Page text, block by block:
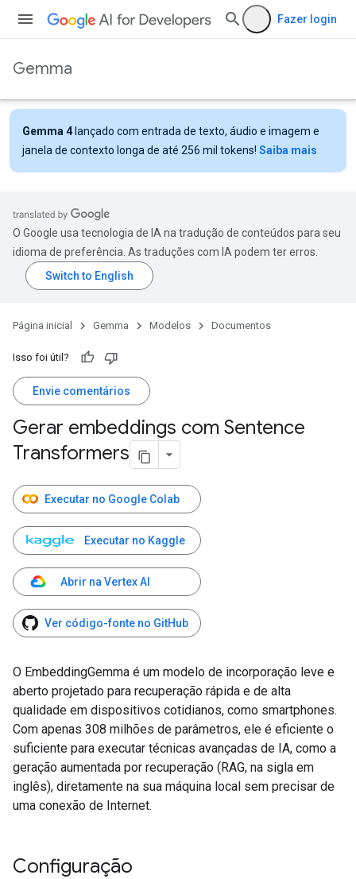
Fazer login
Gemma
Gemma 4 lançado com entrada de texto, áudio e imagem e
janela de contexto longa de até 256 mil tokens! Saiba mais
O Google usa tecnologia de IA na tradução de conteúdos para seu
idioma de preferência. As traduções com IA podem ter erros.
Página inicial Gemma Modelos Documentos
Isso foi útil?
Envie comentários
Gerar embeddings com Sentence
Transformers
Executar no Google Colab
Executar no Kaggle
Abrir na Vertex AI
Ver código-fonte no GitHub
O EmbeddingGemma é um modelo de incorporação leve e
aberto projetado para recuperação rápida e de alta
qualidade em dispositivos cotidianos, como smartphones.
Com apenas 308 milhões de parâmetros, ele é eficiente o
suficiente para executar técnicas avançadas de IA, como a
geração aumentada por recuperação (RAG, na sigla em
inglês), diretamente na sua máquina local sem precisar de
uma conexão de Internet.
Configuração